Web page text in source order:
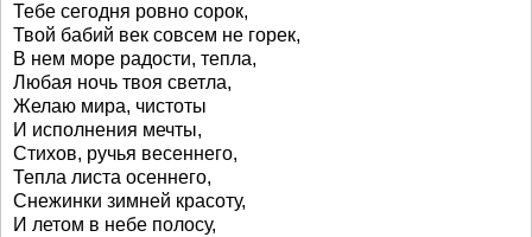
Тебе сегодня ровно сорок,
Твой бабий век совсем не горек,
В нем море радости, тепла,
Любая ночь твоя светла,
Желаю мира, чистоты
И исполнения мечты,
Стихов, ручья весеннего,
Тепла листа осеннего,
Снежинки зимней красоту,
И летом в небе полосу,